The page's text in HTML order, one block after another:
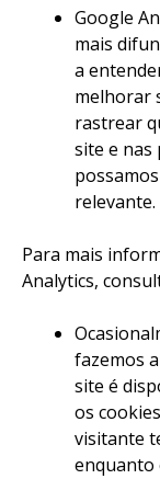
Google
mais
a
melhorar
rastrear
site e nas
relevante.
Para mais
Analytics,
fazemos
site é
os
visitante
enquanto